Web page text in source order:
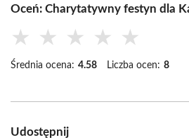
Oceń: Charytatywny festyn dla
★ ★ ★ ★ ★
Średnia ocena: 4.58 Liczba ocen: 8
Udostępnij